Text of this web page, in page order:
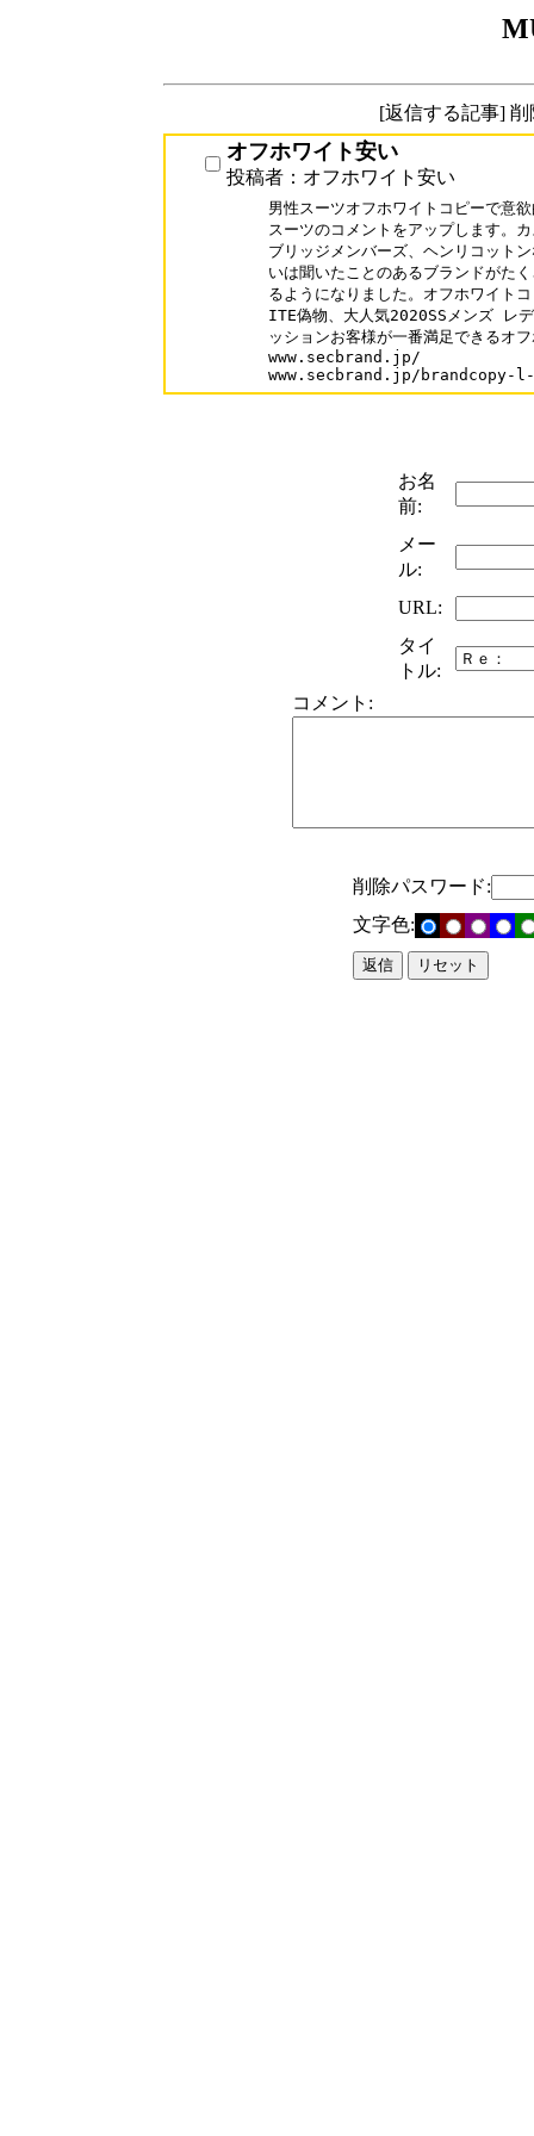
[返信する記事]
オフホワイト安い
投稿者：オフホワイト安い
男性スーツオフホワイトコピーで意
スーツのコメントをアップします。
ブリッジメンバーズ、ヘンリコット
いは聞いたことのあるブランドがた
るようになりました。オフホワイト
ITE偽物、大人気2020SSメンズ レ
ッションお客様が一番満足できるオ
www.secbrand.jp/
www.secbrand.jp/brandcopy-
お名
前:
メー
ル:
URL:
タイ
トル:
コメント:
削除パスワード:
文字色: